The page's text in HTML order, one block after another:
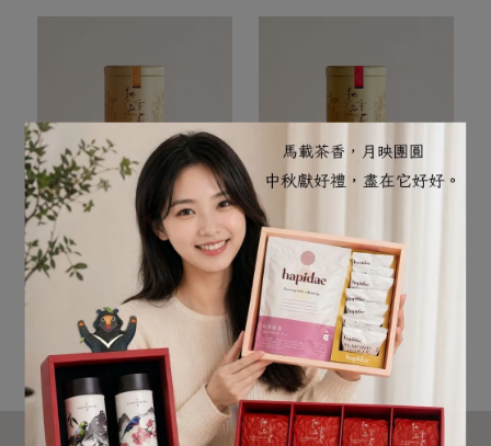
嚴選南投日月潭紅玉18號紅
茶，全世界僅台灣產製。茶
湯深亮紅潤，散發天然肉桂
與薄荷辛香，口感柔滑甘
醇、層次分明。高山茗品精
選台灣紅茶，將湖光山色濃
縮成一杯暖心紅茶，適合日
常品飲與送禮收藏。
日月潭紅茶｜ 紅玉18號・
肉桂薄荷香的經典紅茶
NT$800
カートに入れる
嚐一口蜜香金萱紅茶，台茶
12號獨特風味，茶湯潤澤澄
透、口感柔滑順口，果香與
蜜香完美交融。來自南投高
山茶區的精選茶菁，每一泡
都是自然芬芳與甜韻的美妙
體驗，讓你輕鬆享受高山紅
茶的獨特魅力。
金萱紅茶｜台茶12號蜜香
滑順紅茶
NT$700
カートに入れる